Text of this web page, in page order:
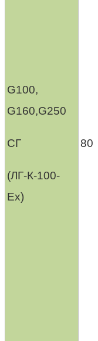
G100,
G160,G250
СГ
(ЛГ-К-100-
Ех)
80